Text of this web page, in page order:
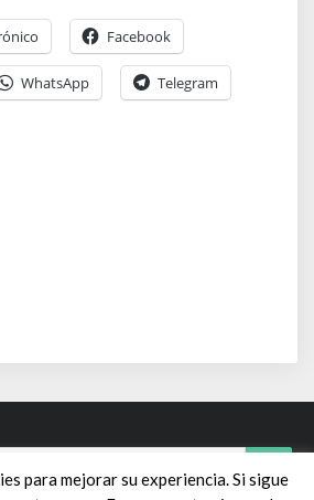
Facebook
WhatsApp Telegram
para mejorar su experiencia. Si sigue